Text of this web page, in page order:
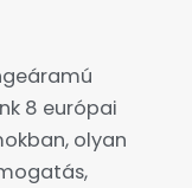
8 európai
olyan